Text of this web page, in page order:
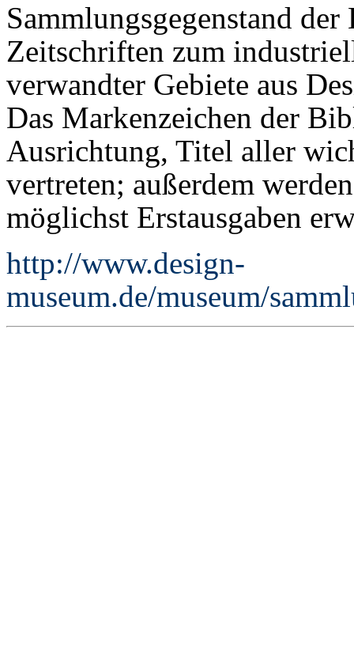
Sammlungsgegenstand
Zeitschriften zum
verwandter Gebiete aus
Das Markenzeichen der
Ausrichtung, Titel aller
vertreten; außerdem
möglichst Erstausgaben
http://www.design-
museum.de/museum/